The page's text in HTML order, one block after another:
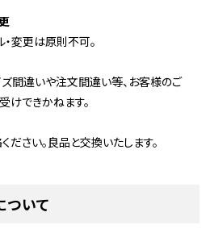
変更は原則不可。
間違いや注文間違い等、お客様のご
できかねます。
さい。良品と交換いたします。
ついて